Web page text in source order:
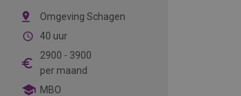
Omgeving Schagen
40 uur
2900 - 3900
per maand
MBO